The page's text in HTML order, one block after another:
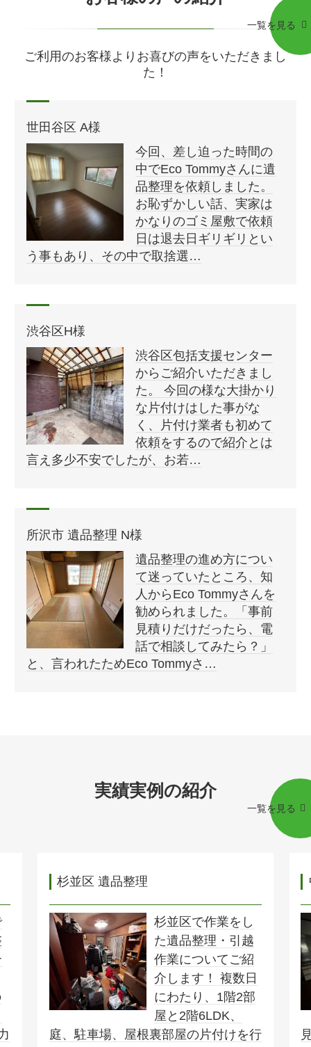
ご利用のお客様よりお喜びの声をいただきまし
た！
一覧を見る
世田谷区 A様
今回、差し迫った時間の
中でEco Tommyさんに遺
品整理を依頼しました。
お恥ずかしい話、実家は
かなりのゴミ屋敷で依頼
日は退去日ギリギリとい
う事もあり、その中で取捨選…
渋谷区H様
渋谷区包括支援センター
からご紹介いただきまし
た。 今回の様な大掛かり
な片付けはした事がな
く、片付け業者も初めて
依頼をするので紹介とは
言え多少不安でしたが、お若…
所沢市 遺品整理 N様
遺品整理の進め方につい
て迷っていたところ、知
人からEco Tommyさんを
勧められました。「事前
見積りだけだったら、電
話で相談してみたら？」
と、言われたためEco Tommyさ…
実績実例の紹介
一覧を見る
杉並区 遺品整理
杉並区で作業をし
た遺品整理・引越
作業についてご紹
介します！ 複数日
にわたり、1階2部
屋と2階6LDK、
庭、駐車場、屋根裏部屋の片付けを行